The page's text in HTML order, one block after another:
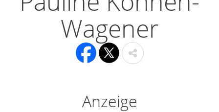
Wagener
Anzeige